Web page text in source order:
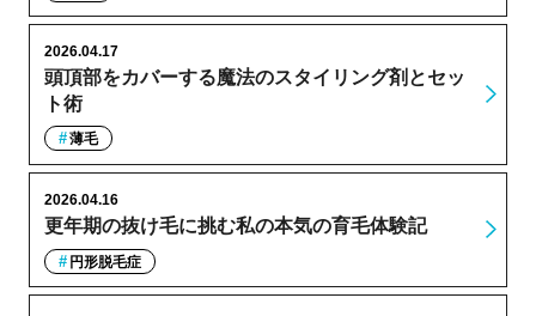
頭頂部をカバーする魔法のスタイリング剤とセッ
ト術
2026.04.17
薄毛
更年期の抜け毛に挑む私の本気の育毛体験記
2026.04.16
円形脱毛症